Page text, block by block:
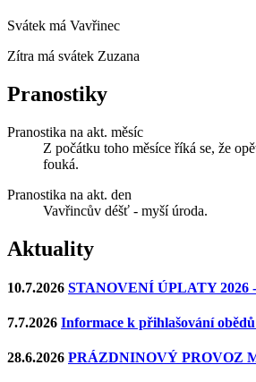
Svátek má Vavřinec
Zítra má svátek Zuzana
Pranostiky
Pranostika na akt. měsíc
Z počátku toho měsíce říká se, že
fouká.
Pranostika na akt. den
Vavřincův déšť - myší úroda.
Aktuality
10.7.2026 STANOVENÍ ÚPLATY 2026
7.7.2026 Informace k přihlašování
28.6.2026 PRÁZDNINOVÝ PROVOZ